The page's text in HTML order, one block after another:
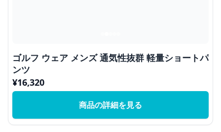
ゴルフ ウェア メンズ 通気性抜群 軽量ショートパ
ンツ
¥16,320
商品の詳細を見る